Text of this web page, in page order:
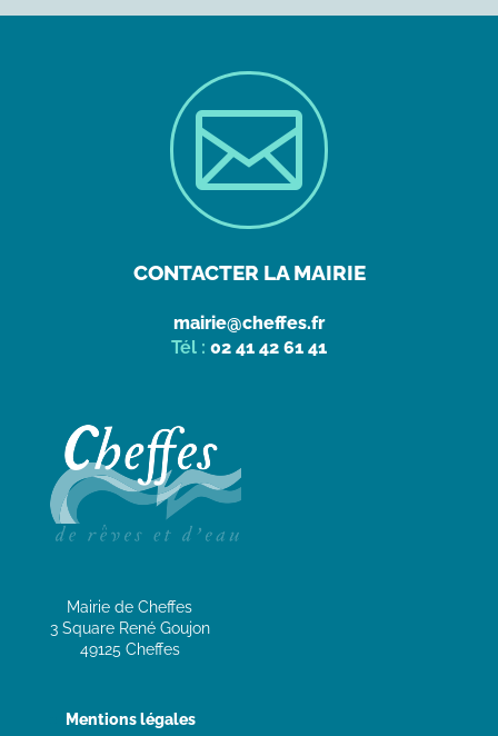

CONTACTER LA MAIRIE
mairie@cheffes.fr
Tél : 02 41 42 61 41
Mairie de Cheffes
3 Square René Goujon
49125 Cheffes
Mentions légales